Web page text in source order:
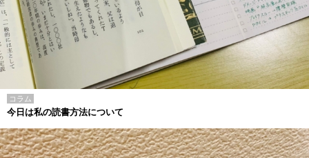
コラム
今日は私の読書方法について